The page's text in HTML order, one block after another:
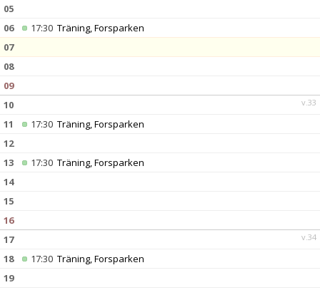
05
06
17:30 Träning, Forsparken
07
08
09
v.33
10
11
17:30 Träning, Forsparken
12
13
17:30 Träning, Forsparken
14
15
16
v.34
17
18
17:30 Träning, Forsparken
19